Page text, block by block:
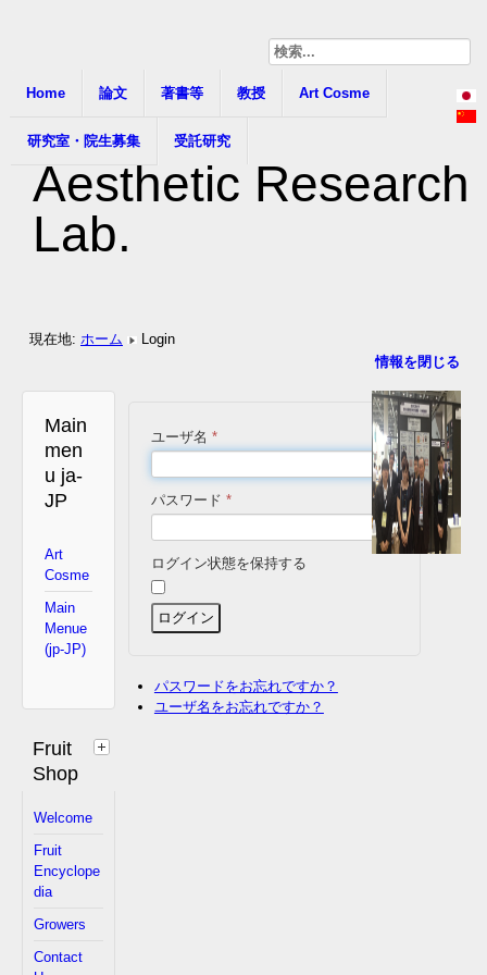
Aesthetic Research
Lab.
Home 論文 著書等 教授 Art Cosme
研究室・院生募集 受託研究
現在地: ホーム Login
Main
men
u ja-
JP
Art
Cosme
Main
Menue
(jp-JP)
Fruit
Shop
Welcome
Fruit
Encyclope
dia
Growers
Contact
ユーザ名 *
パスワード *
ログイン状態を保持する
ログイン
パスワードをお忘れですか？
ユーザ名をお忘れですか？
情報を閉じる